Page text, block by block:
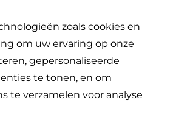
€0,00Plan je reparatie
zoals cookies en
om uw ervaring op onze
gepersonaliseerde
te tonen, en om
te verzamelen voor analyse